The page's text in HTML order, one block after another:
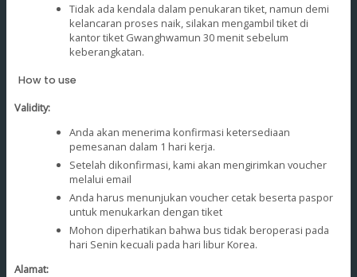
Tidak ada kendala dalam penukaran tiket, namun demi
kelancaran proses naik, silakan mengambil tiket di
kantor tiket Gwanghwamun 30 menit sebelum
keberangkatan.
How to use
Validity:
Anda akan menerima konfirmasi ketersediaan
pemesanan dalam 1 hari kerja.
Setelah dikonfirmasi, kami akan mengirimkan voucher
melalui email
Anda harus menunjukan voucher cetak beserta paspor
untuk menukarkan dengan tiket
Mohon diperhatikan bahwa bus tidak beroperasi pada
hari Senin kecuali pada hari libur Korea.
Alamat: